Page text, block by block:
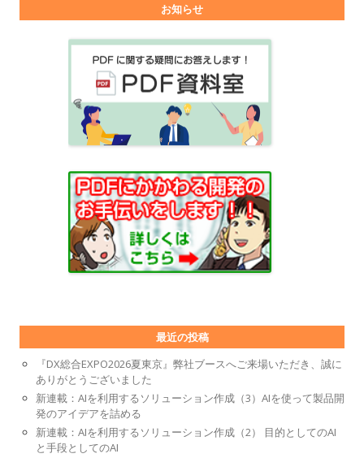
お知らせ
最近の投稿
『DX総合EXPO2026夏東京』弊社ブースへご来場いただき、誠に
ありがとうございました
新連載：AIを利用するソリューション作成（3）AIを使って製品開
発のアイデアを詰める
新連載：AIを利用するソリューション作成（2） 目的としてのAI
と手段としてのAI